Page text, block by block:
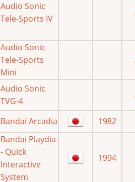
Audio Sonic
Tele-Sports IV
Audio Sonic
Tele-Sports
Mini
Audio Sonic
TVG-4
Bandai Arcadia
1982
Bandai Playdia
- Quick
Interactive
System
1994